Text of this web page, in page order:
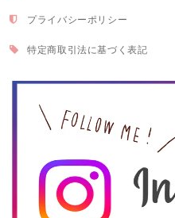
プライバシーポリシー
特定商取引法に基づく表記